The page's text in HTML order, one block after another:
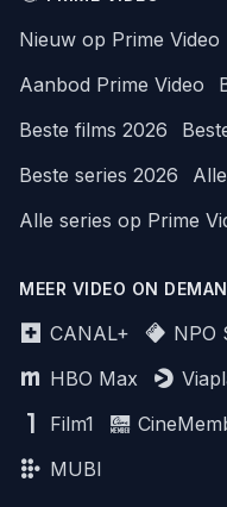
Nieuw op Prime Video
Aanbod Prime Video
Beste films 2026
Beste series 2026
Alle series op Prime
MEER VIDEO ON
CANAL+ NPO
HBO Max
Film1
MUBI